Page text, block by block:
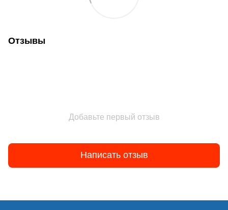
Отзывы
Добавьте первый отзыв
Написать отзыв